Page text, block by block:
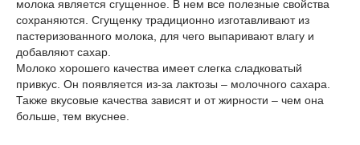
молока является сгущенное. В нем все полезные свойства
сохраняются. Сгущенку традиционно изготавливают из
пастеризованного молока, для чего выпаривают влагу и
добавляют сахар.
Молоко хорошего качества имеет слегка сладковатый
привкус. Он появляется из-за лактозы – молочного сахара.
Также вкусовые качества зависят и от жирности – чем она
больше, тем вкуснее.